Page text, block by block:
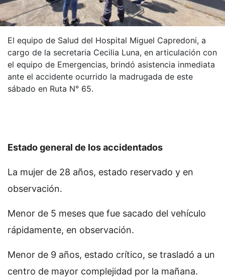
El equipo de Salud del Hospital Miguel Capredoni, a
cargo de la secretaria Cecilia Luna, en articulación con
el equipo de Emergencias, brindó asistencia inmediata
ante el accidente ocurrido la madrugada de este
sábado en Ruta N° 65.
Estado general de los accidentados
La mujer de 28 años, estado reservado y en
observación.
Menor de 5 meses que fue sacado del vehículo
rápidamente, en observación.
Menor de 9 años, estado crítico, se trasladó a un
centro de mayor complejidad por la mañana.